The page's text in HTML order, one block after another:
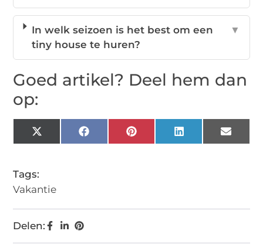
In welk seizoen is het best om een
tiny house te huren?
▼
Goed artikel? Deel hem dan
op:
X
(Twitter)
FacebookPinterestLinkedIn Email
Tags:
Vakantie
Delen: